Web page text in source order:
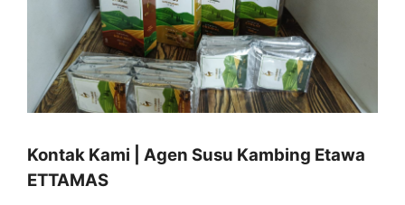
Kontak Kami | Agen Susu Kambing Etawa
ETTAMAS